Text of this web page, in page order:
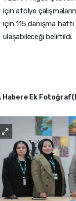
için atölye
için 115 danışma
ulaşabileceği belirtildi.
Habere Ek